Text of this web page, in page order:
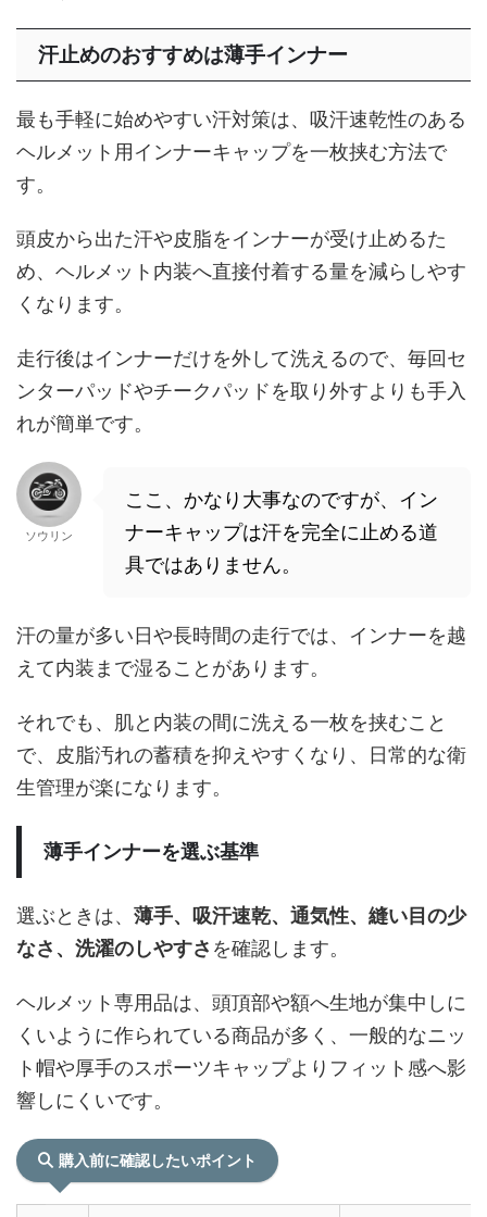
汗止めのおすすめは薄手インナー
最も手軽に始めやすい汗対策は、吸汗速乾性のある
ヘルメット用インナーキャップを一枚挟む方法で
す。
頭皮から出た汗や皮脂をインナーが受け止めるた
め、ヘルメット内装へ直接付着する量を減らしやす
くなります。
走行後はインナーだけを外して洗えるので、毎回セ
ンターパッドやチークパッドを取り外すよりも手入
れが簡単です。
ソウリン
ここ、かなり大事なのですが、イン
ナーキャップは汗を完全に止める道
具ではありません。
汗の量が多い日や長時間の走行では、インナーを越
えて内装まで湿ることがあります。
それでも、肌と内装の間に洗える一枚を挟むこと
で、皮脂汚れの蓄積を抑えやすくなり、日常的な衛
生管理が楽になります。
薄手インナーを選ぶ基準
選ぶときは、 薄手、吸汗速乾、通気性、縫い目の少
なさ、洗濯のしやすさ を確認します。
ヘルメット専用品は、頭頂部や額へ生地が集中しに
くいように作られている商品が多く、一般的なニッ
ト帽や厚手のスポーツキャップよりフィット感へ影
響しにくいです。
購入前に確認したいポイント